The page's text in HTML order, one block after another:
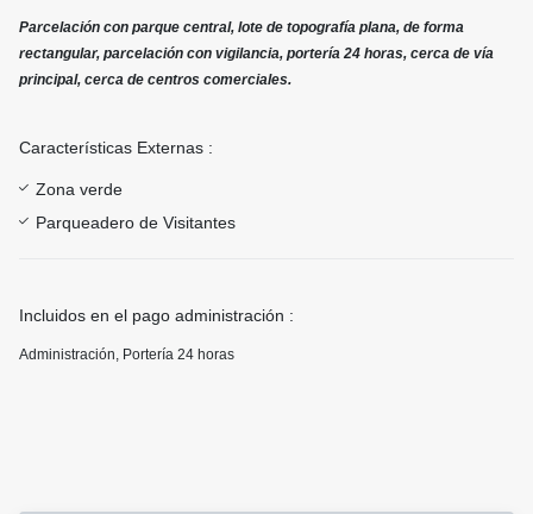
Parcelación con parque central, lote de topografía plana, de forma
rectangular, parcelación con vigilancia, portería 24 horas, cerca de vía
principal, cerca de centros comerciales.
Características Externas :
Zona verde
Parqueadero de Visitantes
Incluidos en el pago administración :
Administración, Portería 24 horas